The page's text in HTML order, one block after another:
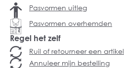
Pasvormen uitleg
Pasvormen overhemden
Regel het zelf
Ruil of retourneer een artikel
Annuleer mijn bestelling